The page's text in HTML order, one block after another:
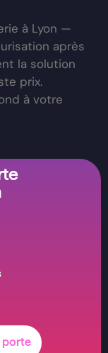
à Lyon —
après
la solution
prix.
à votre
porte